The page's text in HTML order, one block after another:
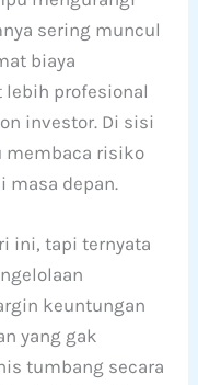
sering muncul
biaya
lebih profesional
investor. Di sisi
membaca risiko
masa depan.
ini, tapi ternyata
keuntungan
yang gak
tumbang secara